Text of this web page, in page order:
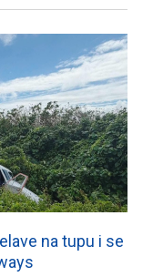
na tupu i se